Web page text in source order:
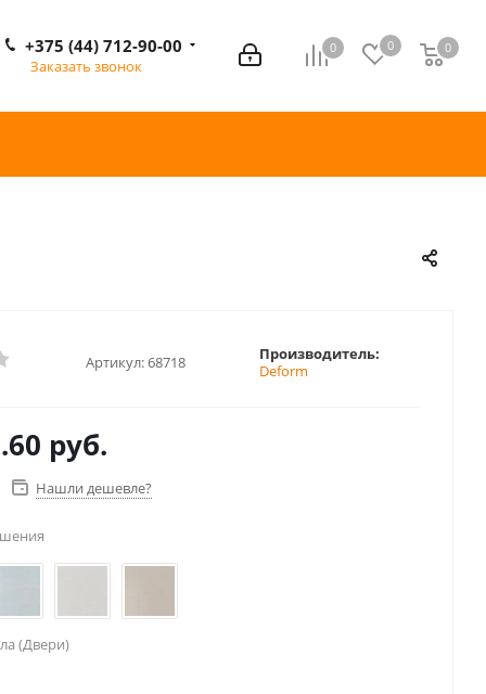
0 0 0
0
+375 (44) 712-90-00
Заказать звонок
Артикул:68718
Производитель:
Deform
руб.
Нашли дешевле?
(Двери)